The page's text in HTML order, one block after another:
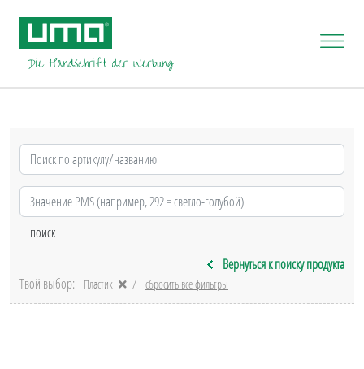
Вернуться к поиску продукта
Твой выбор:
Пластик сбросить все фильтры